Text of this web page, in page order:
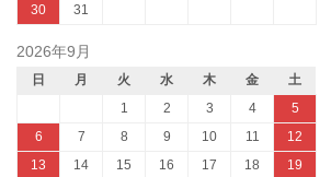
30
31
2026年9月
日 月 火 水 木 金
土
1
2 3 4
5
6
7 8 9 10 11
12
13
14 15 16 17 18
19